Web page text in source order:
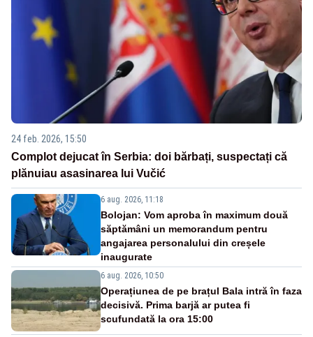
24 feb. 2026, 15:50
Complot dejucat în Serbia: doi bărbați, suspectați că
plănuiau asasinarea lui Vučić
6 aug. 2026, 11:18
Bolojan: Vom aproba în maximum două
săptămâni un memorandum pentru
angajarea personalului din creșele
inaugurate
6 aug. 2026, 10:50
Operațiunea de pe brațul Bala intră în faza
decisivă. Prima barjă ar putea fi
scufundată la ora 15:00